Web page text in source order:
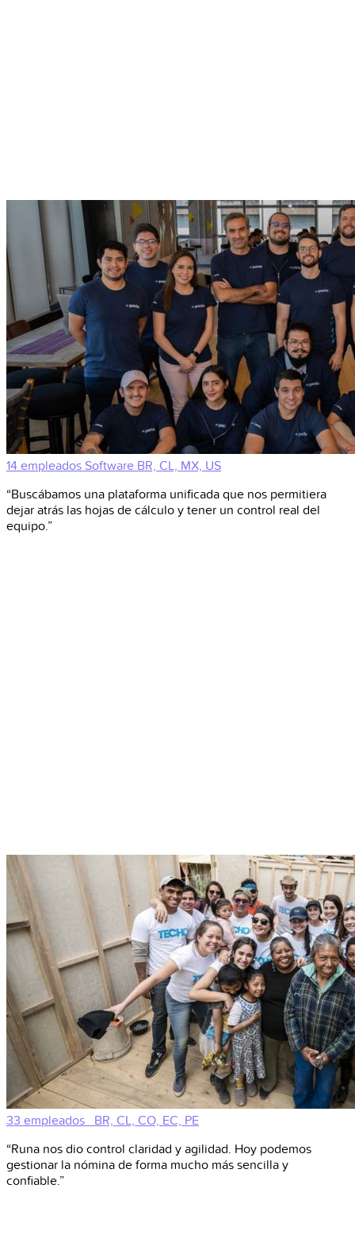
14 empleados Software BR, CL, MX, US
“Buscábamos una plataforma unificada que nos permitiera
dejar atrás las hojas de cálculo y tener un control real del
equipo.”
33 empleados
BR, CL, CO, EC, PE
“Runa nos dio control claridad y agilidad. Hoy podemos
gestionar la nómina de forma mucho más sencilla y
confiable.”